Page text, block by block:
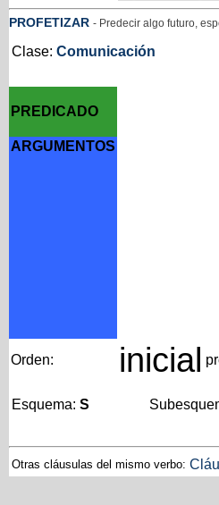
PROFETIZAR - Predecir algo futuro,
Clase: Comunicación
PREDICADO
ARGUMENTOS
Orden: inicial
Esquema: S
Otras cláusulas del mismo verbo: